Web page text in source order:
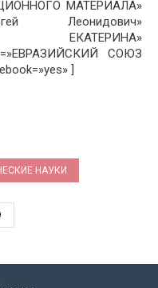
МАТЕРИАЛА»
Леонидович»
ЕКАТЕРИНА»
СОЮЗ
]
НАУКИ